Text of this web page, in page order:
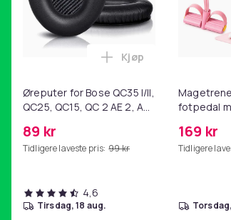
Øreputer for Bose QC35 I/II,
QC25, QC15, QC 2 AE 2, AE
SoundLink Black
89 kr
Tidligere laveste pris: 99 kr
Legg Øreputer for
Kjøp
4,6
tirsdag, 18 aug.
fotpedal
yoga og
169 kr
Tidligere